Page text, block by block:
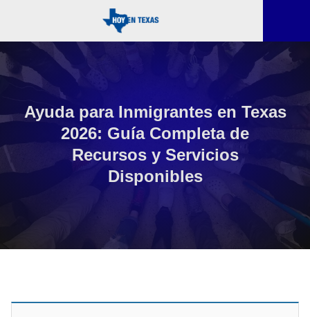
Ayuda para Inmigrantes en Texas
2026: Guía Completa de
Recursos y Servicios
Disponibles